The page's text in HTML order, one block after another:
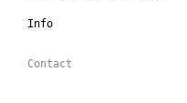
Info
Contact